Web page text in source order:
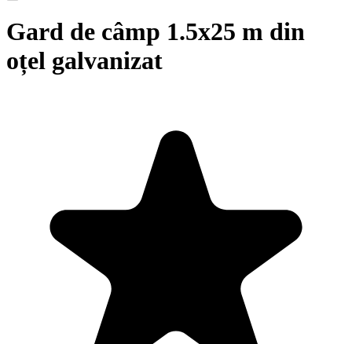
Gard de câmp 1.5x25 m din
oțel galvanizat